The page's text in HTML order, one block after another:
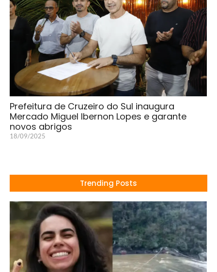
Prefeitura de Cruzeiro do Sul inaugura
Mercado Miguel Ibernon Lopes e garante
novos abrigos
18/09/2025
Trending Posts